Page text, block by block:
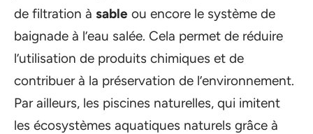
de filtration à sable ou encore le système de
baignade à l’eau salée. Cela permet de réduire
l’utilisation de produits chimiques et de
contribuer à la préservation de l’environnement.
Par ailleurs, les piscines naturelles, qui imitent
les écosystèmes aquatiques naturels grâce à